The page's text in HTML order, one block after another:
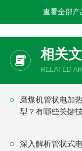
查看全部产
相关
RELATED
磨煤机管状电加
型？有哪些关键
深入解析管状式